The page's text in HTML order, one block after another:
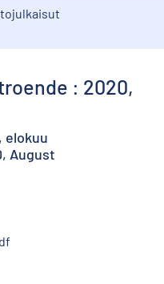
: 2020,
elokuu
August